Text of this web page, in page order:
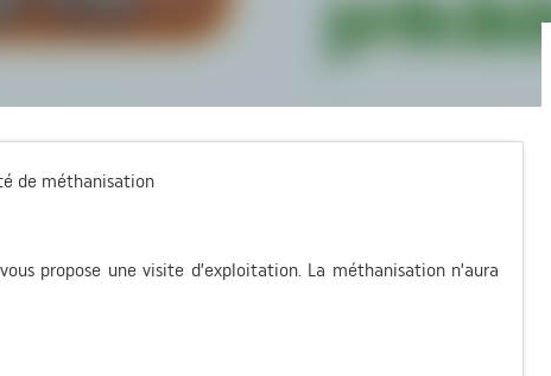
de méthanisation
propose une visite d’exploitation. La méthanisation n’aura